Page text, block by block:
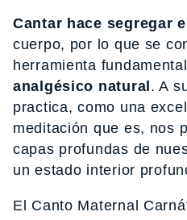
Cantar hace segregar
cuerpo, por lo que se
herramienta
analgésico natural . A
practica, como una
meditación que es, nos
capas profundas de
un estado interior
El Canto Maternal